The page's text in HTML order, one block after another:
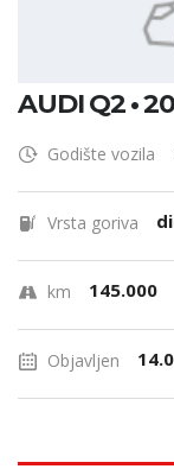
AUDI Q2 •
Godište vozila
Vrsta goriva
km 145.000
Objavljen